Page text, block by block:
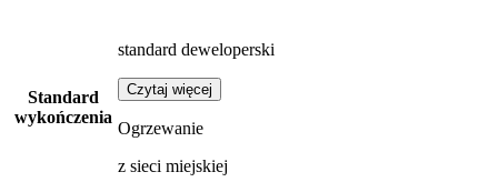
Standard
wykończenia
standard deweloperski
Czytaj więcej
Ogrzewanie
z sieci miejskiej